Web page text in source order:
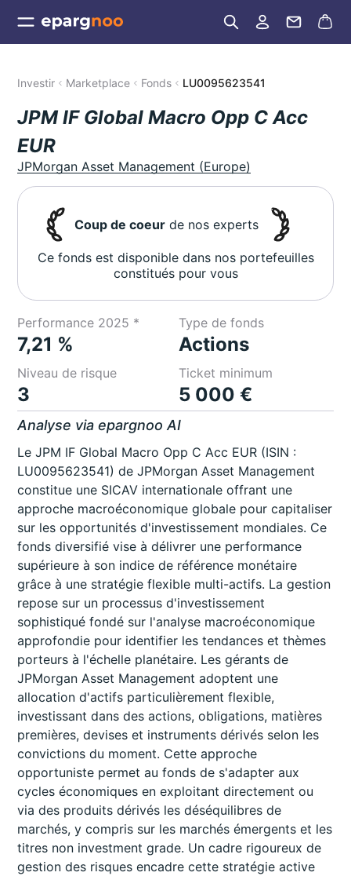
Investir Marketplace Fonds LU0095623541
JPM IF Global Macro Opp C Acc
EUR
JPMorgan Asset Management (Europe)
Coup de coeur de nos experts
Ce fonds est disponible dans nos portefeuilles
constitués pour vous
Performance 2025 *
7,21 %
Type de fonds
Actions
Niveau de risque
3
Ticket minimum
5 000 €
Analyse via epargnoo AI
Le JPM IF Global Macro Opp C Acc EUR (ISIN :
LU0095623541) de JPMorgan Asset Management
constitue une SICAV internationale offrant une
approche macroéconomique globale pour capitaliser
sur les opportunités d'investissement mondiales. Ce
fonds diversifié vise à délivrer une performance
supérieure à son indice de référence monétaire
grâce à une stratégie flexible multi-actifs. La gestion
repose sur un processus d'investissement
sophistiqué fondé sur l'analyse macroéconomique
approfondie pour identifier les tendances et thèmes
porteurs à l'échelle planétaire. Les gérants de
JPMorgan Asset Management adoptent une
allocation d'actifs particulièrement flexible,
investissant dans des actions, obligations, matières
premières, devises et instruments dérivés selon les
convictions du moment. Cette approche
opportuniste permet au fonds de s'adapter aux
cycles économiques en exploitant directement ou
via des produits dérivés les déséquilibres de
marchés, y compris sur les marchés émergents et les
titres non investment grade. Un cadre rigoureux de
gestion des risques encadre cette stratégie active